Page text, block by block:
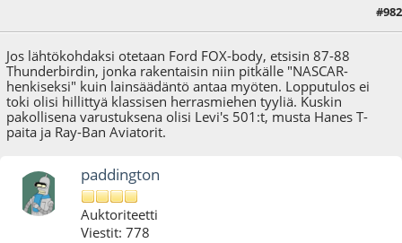
#982
Jos lähtökohdaksi otetaan Ford FOX-body, etsisin 87-88
Thunderbirdin, jonka rakentaisin niin pitkälle "NASCAR-
henkiseksi" kuin lainsäädäntö antaa myöten. Lopputulos ei
toki olisi hillittyä klassisen herrasmiehen tyyliä. Kuskin
pakollisena varustuksena olisi Levi's 501:t, musta Hanes T-
paita ja Ray-Ban Aviatorit.
paddington
Auktoriteetti
Viestit: 778